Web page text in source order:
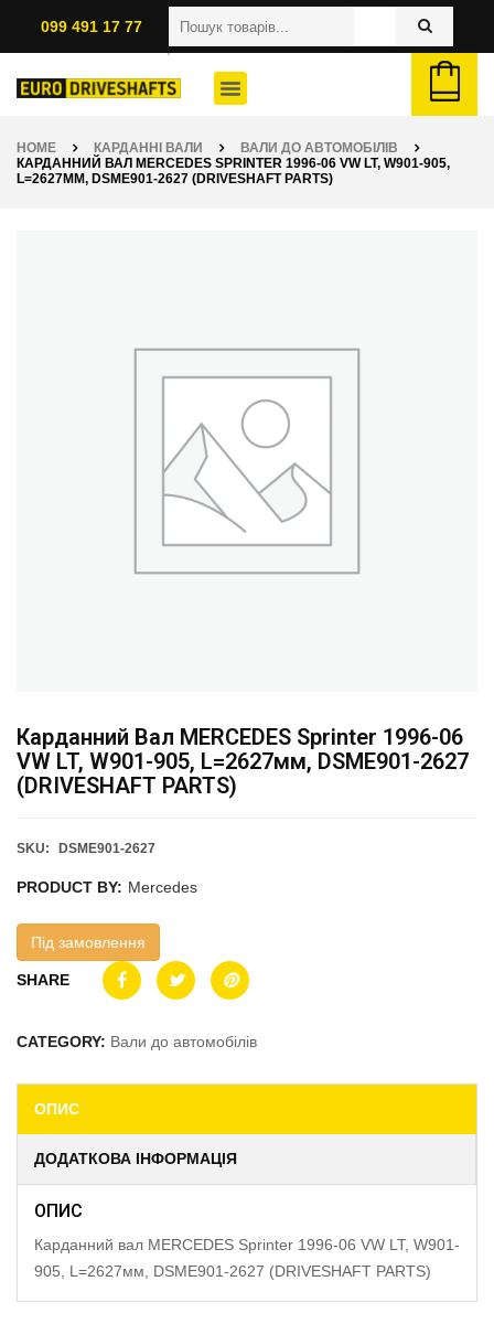
099 491 17 77
HOME КАРДАННІ ВАЛИ
ВАЛИ ДО АВТОМОБІЛІВ
КАРДАННИЙ ВАЛ MERCEDES SPRINTER 1996-06 VW LT, W901-905,
L=2627ММ, DSME901-2627 (DRIVESHAFT PARTS)
Карданний Вал MERCEDES Sprinter 1996-06
VW LT, W901-905, L=2627мм, DSME901-2627
(DRIVESHAFT PARTS)
SKU: DSME901-2627
PRODUCT BY: Mercedes
Під замовлення
SHARE
CATEGORY: Вали до автомобілів
ОПИС
ДОДАТКОВА ІНФОРМАЦІЯ
ОПИС
Карданний вал MERCEDES Sprinter 1996-06 VW LT, W901-
905, L=2627мм, DSME901-2627 (DRIVESHAFT PARTS)